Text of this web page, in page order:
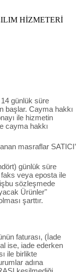
HİZMETERİ
14 günlük süre
başlar. Cayma hakkı
ile hizmetin
cayma hakkı
masraflar SATICI’
günlük süre
veya eposta ile
sözleşmede
Ürünler"
şarttır.
faturası, (İade
ise, iade ederken
ile birlikte
adına